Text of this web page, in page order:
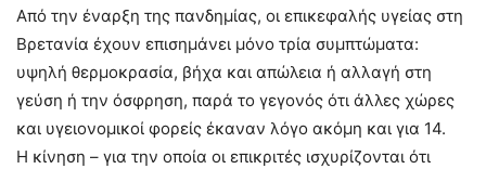
Από την έναρξη της πανδημίας, οι επικεφαλής υγείας στη
Βρετανία έχουν επισημάνει μόνο τρία συμπτώματα:
υψηλή θερμοκρασία, βήχα και απώλεια ή αλλαγή στη
γεύση ή την όσφρηση, παρά το γεγονός ότι άλλες χώρες
και υγειονομικοί φορείς έκαναν λόγο ακόμη και για 14.
Η κίνηση – για την οποία οι επικριτές ισχυρίζονται ότι